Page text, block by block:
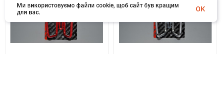
Ми використовуємо файли cookie, щоб сайт був кращим
для вас.
OK